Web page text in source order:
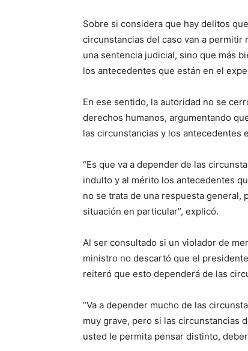
Sobre si considera que hay delitos
circunstancias del caso van a permitir
una sentencia judicial, sino que más
los antecedentes que están en el
En ese sentido, la autoridad no se
derechos humanos, argumentando
las circunstancias y los antecedentes
“Es que va a depender de las
indulto y al mérito los antecedentes
no se trata de una respuesta general,
situación en particular”, explicó.
Al ser consultado si un violador de
ministro no descartó que el
reiteró que esto dependerá de las
“Va a depender mucho de las
muy grave, pero si las circunstancias
usted le permita pensar distinto,